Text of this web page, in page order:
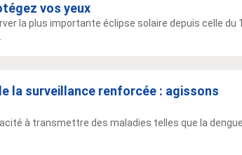
vos yeux
la plus importante éclipse solaire depuis celle du
la surveillance renforcée : agissons
à transmettre des maladies telles que la